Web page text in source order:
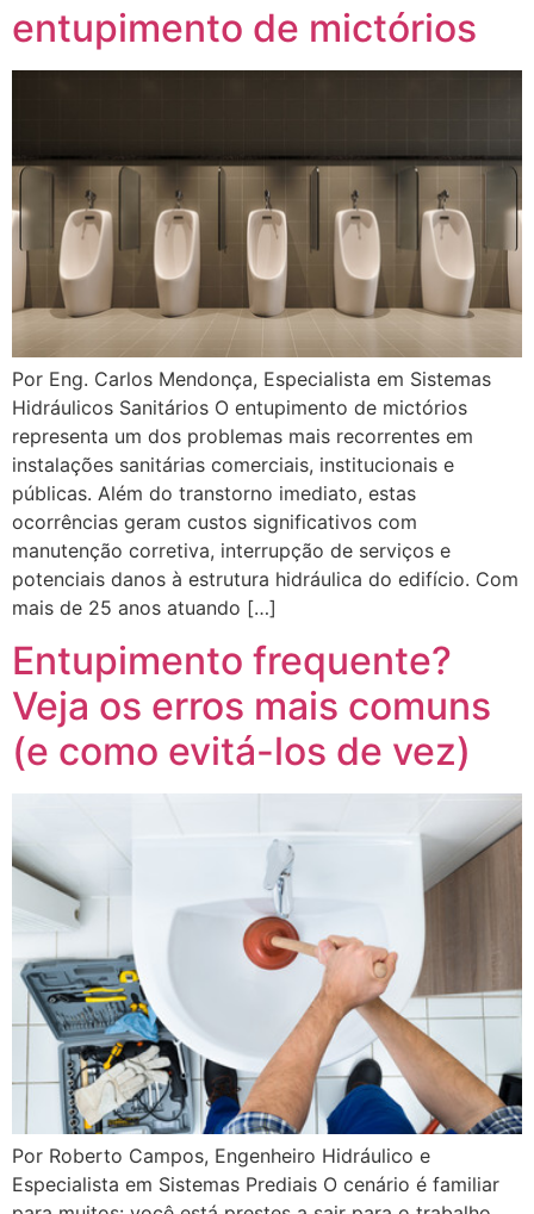
entupimento de mictórios
Por Eng. Carlos Mendonça, Especialista em Sistemas
Hidráulicos Sanitários O entupimento de mictórios
representa um dos problemas mais recorrentes em
instalações sanitárias comerciais, institucionais e
públicas. Além do transtorno imediato, estas
ocorrências geram custos significativos com
manutenção corretiva, interrupção de serviços e
potenciais danos à estrutura hidráulica do edifício. Com
mais de 25 anos atuando […]
Entupimento frequente?
Veja os erros mais comuns
(e como evitá-los de vez)
Por Roberto Campos, Engenheiro Hidráulico e
Especialista em Sistemas Prediais O cenário é familiar